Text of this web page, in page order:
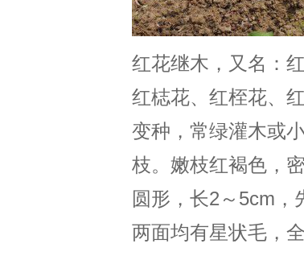
红花继木，又名：
红梽花、红桎花、
变种，常绿灌木或
枝。嫩枝红褐色，
圆形，长2～5cm，
两面均有星状毛，